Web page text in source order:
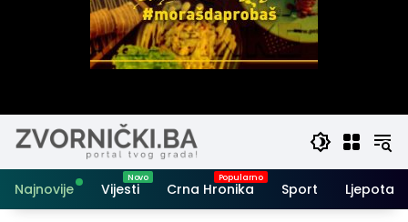
Najnovije Vijesti Crna Hronika Sport Ljepota i